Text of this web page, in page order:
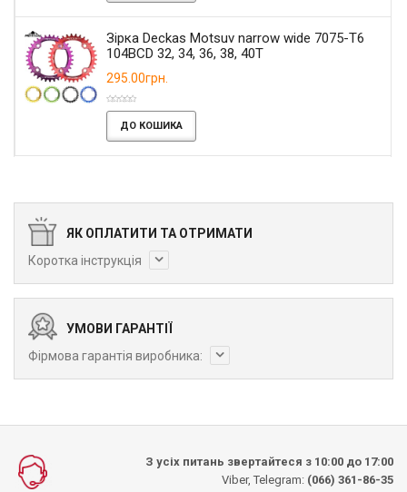
Зірка Deckas Motsuv narrow wide 7075-T6
104BCD 32, 34, 36, 38, 40T
295.00грн.
ДО КОШИКА
ЯК ОПЛАТИТИ ТА ОТРИМАТИ
Коротка інструкція
УМОВИ ГАРАНТІЇ
Фірмова гарантія виробника:
З усіх питань звертайтеся з 10:00 до 17:00
Viber, Telegram: (066) 361-86-35